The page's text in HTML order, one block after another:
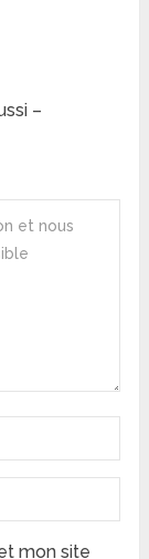
–
mon site